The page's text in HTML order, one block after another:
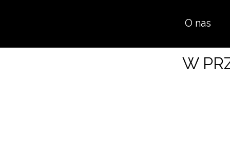
W
O nas